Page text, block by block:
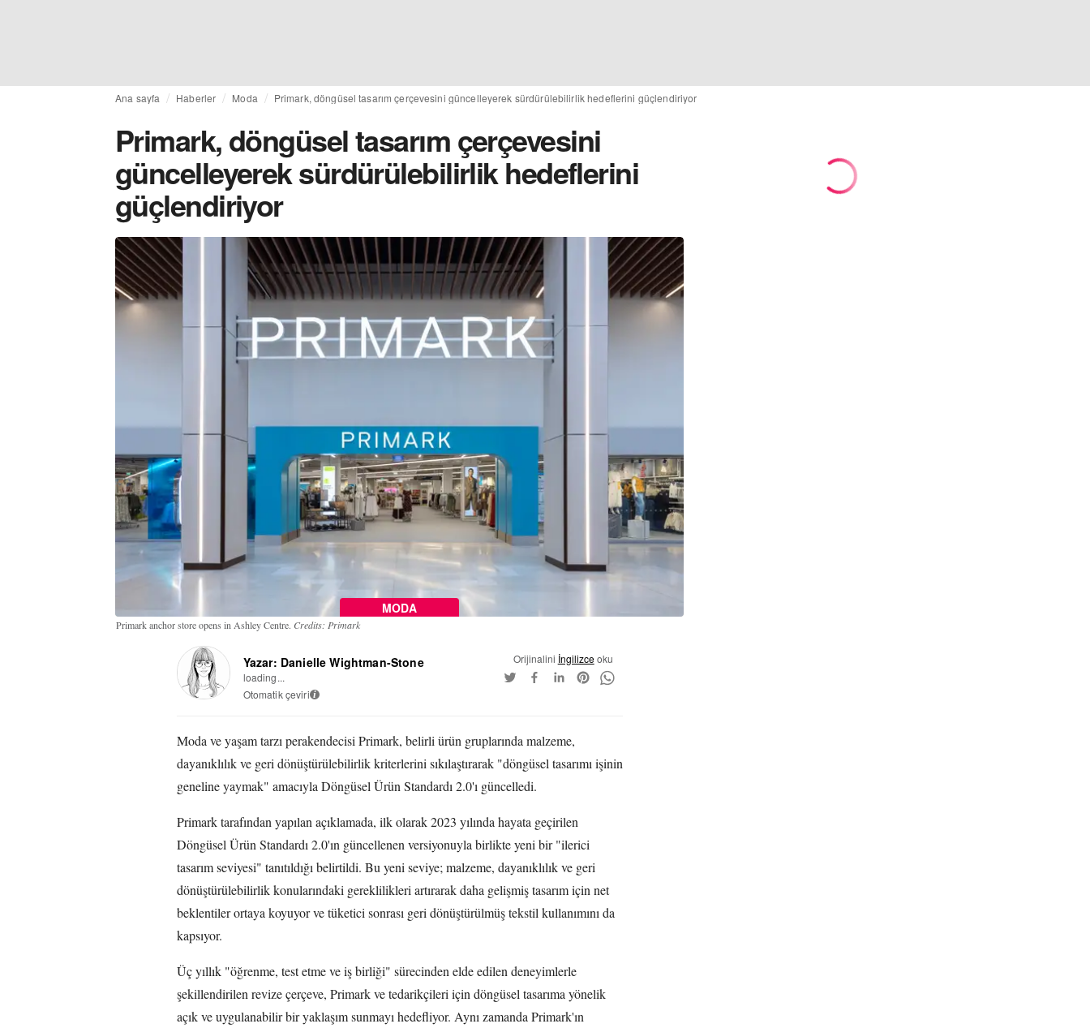
Ana sayfa Haberler Moda Primark, döngüsel tasarım çerçevesini güncelleyerek sürdürülebilirlik hedeflerini güçlendiriyor
Primark, döngüsel tasarım çerçevesini
güncelleyerek sürdürülebilirlik hedeflerini
güçlendiriyor
MODA
Primark anchor store opens in Ashley Centre. Credits: Primark
Yazar: Danielle Wightman-Stone
loading...
Otomatik çeviri i
Orijinalini İngilizceoku
Moda ve yaşam tarzı perakendecisi Primark, belirli ürün gruplarında malzeme,
dayanıklılık ve geri dönüştürülebilirlik kriterlerini sıkılaştırarak "döngüsel tasarımı işinin
geneline yaymak" amacıyla Döngüsel Ürün Standardı 2.0'ı güncelledi.
Primark tarafından yapılan açıklamada, ilk olarak 2023 yılında hayata geçirilen
Döngüsel Ürün Standardı 2.0'ın güncellenen versiyonuyla birlikte yeni bir "ilerici
tasarım seviyesi" tanıtıldığı belirtildi. Bu yeni seviye; malzeme, dayanıklılık ve geri
dönüştürülebilirlik konularındaki gereklilikleri artırarak daha gelişmiş tasarım için net
beklentiler ortaya koyuyor ve tüketici sonrası geri dönüştürülmüş tekstil kullanımını da
kapsıyor.
Üç yıllık "öğrenme, test etme ve iş birliği" sürecinden elde edilen deneyimlerle
şekillendirilen revize çerçeve, Primark ve tedarikçileri için döngüsel tasarıma yönelik
açık ve uygulanabilir bir yaklaşım sunmayı hedefliyor. Aynı zamanda Primark'ın